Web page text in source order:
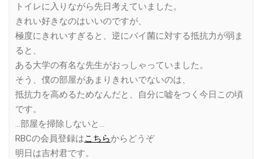
トイレに入りながら先日考えていました。
きれい好きなのはいいのですが、
極度にきれいすぎると、逆にバイ菌に対する抵抗力が弱ま
ると、
ある大学の有名な先生がおっしゃっていました。
そう、僕の部屋があまりきれいでないのは、
抵抗力を高めるためなんだと、自分に嘘をつく今日この頃
です。
…部屋を掃除しないと…
RBCの会員登録はこちらからどうぞ
明日は吉村君です。